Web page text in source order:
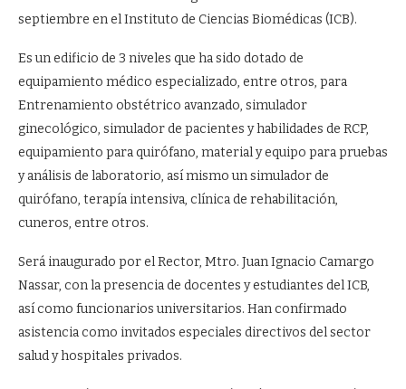
septiembre en el Instituto de Ciencias Biomédicas (ICB).
Es un edificio de 3 niveles que ha sido dotado de
equipamiento médico especializado, entre otros, para
Entrenamiento obstétrico avanzado, simulador
ginecológico, simulador de pacientes y habilidades de RCP,
equipamiento para quirófano, material y equipo para pruebas
y análisis de laboratorio, así mismo un simulador de
quirófano, terapía intensiva, clínica de rehabilitación,
cuneros, entre otros.
Será inaugurado por el Rector, Mtro. Juan Ignacio Camargo
Nassar, con la presencia de docentes y estudiantes del ICB,
así como funcionarios universitarios. Han confirmado
asistencia como invitados especiales directivos del sector
salud y hospitales privados.